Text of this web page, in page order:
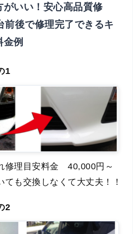
がいい！安心高品質修
前後で修理完了できるキ
金例
1
修理目安料金 40,000円～
も交換しなくて大丈夫！！
2